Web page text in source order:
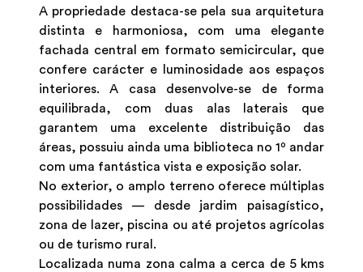
A propriedade destaca-se pela sua arquitetura
distinta e harmoniosa, com uma elegante
fachada central em formato semicircular, que
confere carácter e luminosidade aos espaços
interiores. A casa desenvolve-se de forma
equilibrada, com duas alas laterais que
garantem uma excelente distribuição das
áreas, possuiu ainda uma biblioteca no 1º andar
com uma fantástica vista e exposição solar.
No exterior, o amplo terreno oferece múltiplas
possibilidades — desde jardim paisagístico,
zona de lazer, piscina ou até projetos agrícolas
ou de turismo rural.
Localizada numa zona calma a cerca de 5 kms